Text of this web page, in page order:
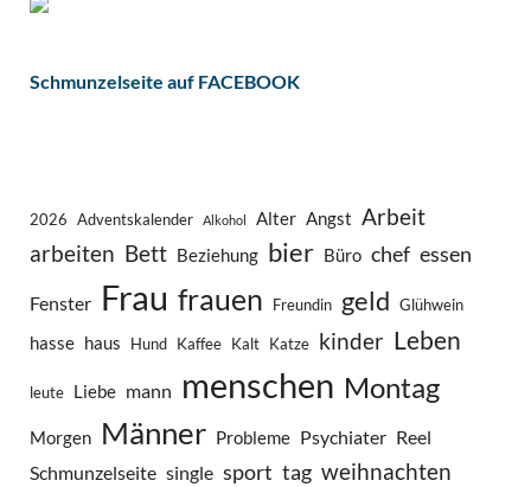
Schmunzelseite auf FACEBOOK
2026 Adventskalender Alkohol Alter Angst Arbeit
arbeiten Bett Beziehung bier Büro chef essen
Fenster Frau frauen Freundin geld Glühwein
hasse haus Hund Kaffee Kalt Katze kinder Leben
leute Liebe mann menschen Montag
Morgen Männer Probleme Psychiater Reel
Schmunzelseite single sport tag weihnachten